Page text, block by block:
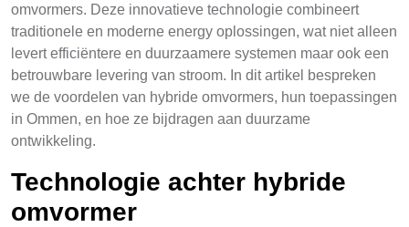
omvormers. Deze innovatieve technologie combineert
traditionele en moderne energy oplossingen, wat niet alleen
levert efficiëntere en duurzaamere systemen maar ook een
betrouwbare levering van stroom. In dit artikel bespreken
we de voordelen van hybride omvormers, hun toepassingen
in Ommen, en hoe ze bijdragen aan duurzame
ontwikkeling.
Technologie achter hybride
omvormer